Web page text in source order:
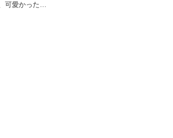
可愛かった…